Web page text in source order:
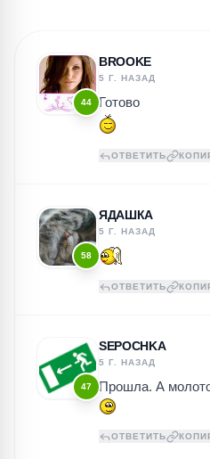
44
BROOKE
5 Г. НАЗАД
Готово
ОТВЕТИТЬ
58
ЯДАШКА
5 Г. НАЗАД
ОТВЕТИТЬ
47
SEPOCHKA
5 Г. НАЗАД
Прошла. А
ОТВЕТИТЬ